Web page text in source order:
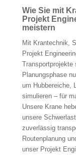
Wie Sie mit
Projekt
meistern
Mit Krantechnik,
Projekt
Planungsphase
um Hubbereiche,
simulieren – für
Unsere Krane
unsere
zuverlässig
Routenplanung
unser Projekt